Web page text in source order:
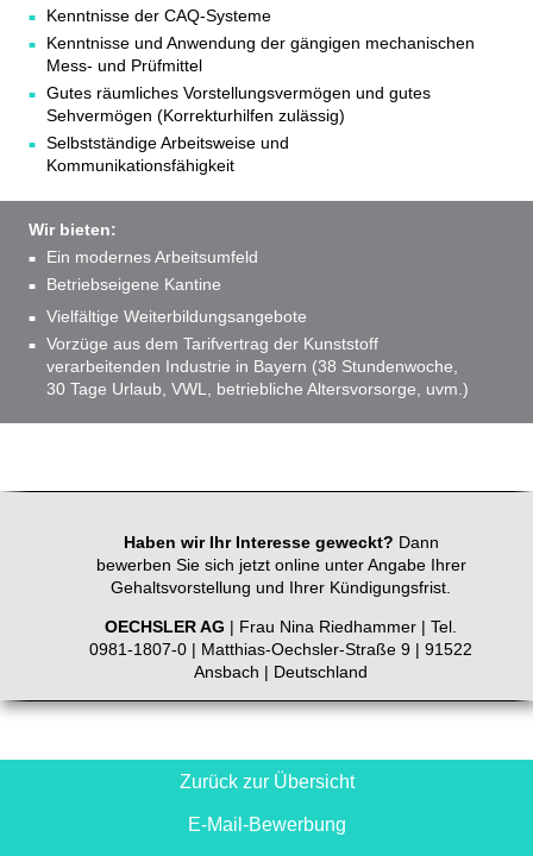
Kenntnisse der CAQ-Systeme
Kenntnisse und Anwendung der gängigen mechanischen
Mess- und Prüfmittel
Gutes räumliches Vorstellungsvermögen und gutes
Sehvermögen (Korrekturhilfen zulässig)
Selbstständige Arbeitsweise und
Kommunikationsfähigkeit
Wir bieten:
Ein modernes Arbeitsumfeld
Betriebseigene Kantine
Vielfältige Weiterbildungsangebote
Vorzüge aus dem Tarifvertrag der Kunststoff
verarbeitenden Industrie in Bayern (38 Stundenwoche,
30 Tage Urlaub, VWL, betriebliche Altersvorsorge, uvm.)
Haben wir Ihr Interesse geweckt? Dann
bewerben Sie sich jetzt online unter Angabe Ihrer
Gehaltsvorstellung und Ihrer Kündigungsfrist.
OECHSLER AG | Frau Nina Riedhammer | Tel.
0981-1807-0 | Matthias-Oechsler-Straße 9 | 91522
Ansbach | Deutschland
Zurück zur Übersicht
E-Mail-Bewerbung